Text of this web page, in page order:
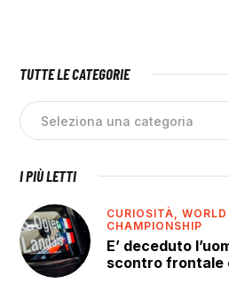
TUTTE LE CATEGORIE
I PIÙ LETTI
CURIOSITÀ,
CHAMPIONSHIP
E’ deceduto
scontro frontale